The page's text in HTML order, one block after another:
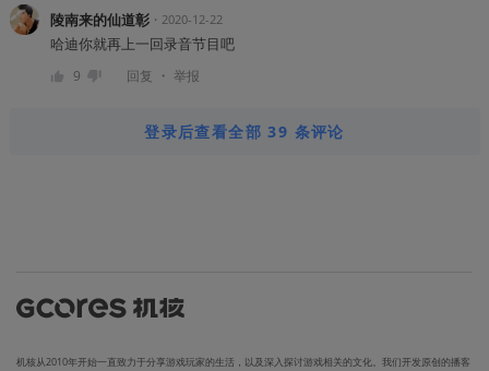
陵南来的仙道彰・ 2020-12-22
哈迪你就再上一回录音节目吧
9 回复 ・ 举报
登录后查看全部 39 条评论
机核从2010年开始一直致力于分享游戏玩家的生活，以及深入探讨游戏相关的文化。我们开发原创的播客